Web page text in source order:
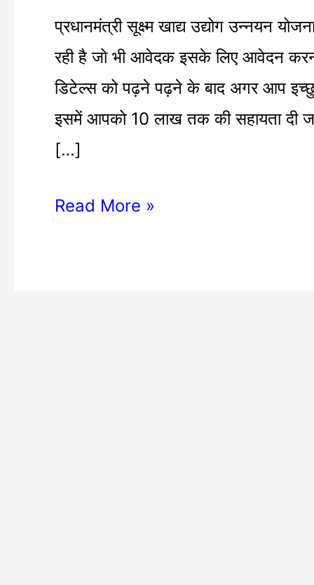
प्रधानमंत्री सूक्ष्म खाद्य उद्योग उन्नयन
रही है जो भी आवेदक इसके लिए आवेदन
डिटेल्स को पढ़ने पढ़ने के बाद अगर आप
इसमें आपको 10 लाख तक की सहायता दी
[…]
सहायता
राशि
Read More »